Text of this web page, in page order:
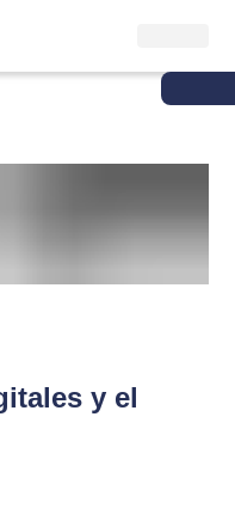
y el